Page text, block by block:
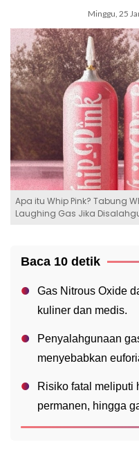
Minggu, 25
Apa itu Whip Pink? Tabung
Laughing Gas Jika
Baca 10 detik
Gas Nitrous Oxide
kuliner dan medis.
Penyalahgunaan
menyebabkan
Risiko fatal meliputi
permanen, hingga